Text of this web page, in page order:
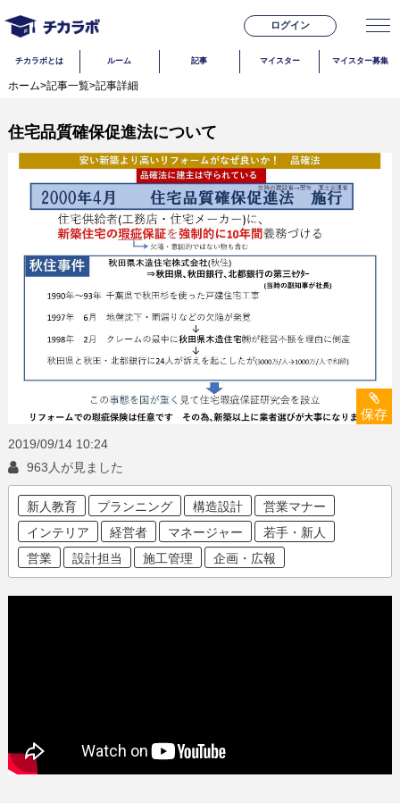
ログイン
チカラボとは ルーム 記事 マイスター マイスター募集
ホーム>記事一覧>記事詳細
住宅品質確保促進法について
保存
2019/09/14 10:24
963人が見ました
新人教育 プランニング 構造設計
営業マナー
インテリア
経営者 マネージャー
若手・新人
営業
設計担当 施工管理 企画・広報